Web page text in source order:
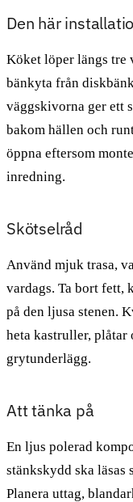
Den här
Köket löper längs tre
bänkyta från
väggskivorna ger ett
bakom hällen och
öppna eftersom
inredning.
Skötselråd
Använd mjuk trasa,
vardags. Ta bort fett,
på den ljusa stenen.
heta kastruller, plåtar
grytunderlägg.
Att tänka på
En ljus polerad
stänkskydd ska läsas
Planera uttag,